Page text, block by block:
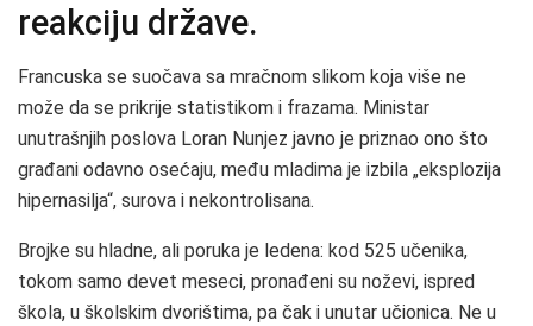
reakciju države.
Francuska se suočava sa mračnom slikom koja više ne
može da se prikrije statistikom i frazama. Ministar
unutrašnjih poslova Loran Nunjez javno je priznao ono što
građani odavno osećaju, među mladima je izbila „eksplozija
hipernasilja“, surova i nekontrolisana.
Brojke su hladne, ali poruka je ledena: kod 525 učenika,
tokom samo devet meseci, pronađeni su noževi, ispred
škola, u školskim dvorištima, pa čak i unutar učionica. Ne u